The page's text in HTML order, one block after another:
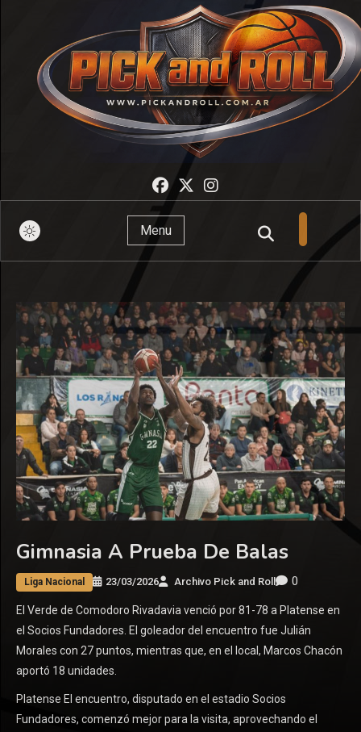
Pick And Roll
Menu
Gimnasia A Prueba De Balas
Liga Nacional 23/03/2026 Archivo Pick and Roll 0
El Verde de Comodoro Rivadavia venció por 81-78 a Platense en
el Socios Fundadores. El goleador del encuentro fue Julián
Morales con 27 puntos, mientras que, en el local, Marcos Chacón
aportó 18 unidades.
Platense El encuentro, disputado en el estadio Socios
Fundadores, comenzó mejor para la visita, aprovechando el